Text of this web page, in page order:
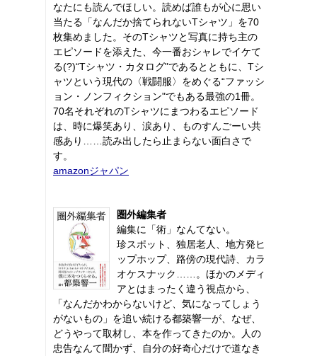
なたにも読んでほしい。読めば誰もが心に思い
当たる「なんだか捨てられないTシャツ」を70
枚集めました。そのTシャツと写真に持ち主の
エピソードを添えた、今一番おシャレでイケて
る(?)“Tシャツ・カタログ"であるとともに、Tシ
ャツという現代の〈戦闘服〉をめぐる“ファッシ
ョン・ノンフィクション"でもある最強の1冊。
70名それぞれのTシャツにまつわるエピソード
は、時に爆笑あり、涙あり、ものすんごーい共
感あり……読み出したら止まらない面白さで
す。
amazonジャパン
圏外編集者
編集に「術」なんてない。
珍スポット、独居老人、地方発ヒ
ップホップ、路傍の現代詩、カラ
オケスナック……。ほかのメディ
アとはまったく違う視点から、
「なんだかわからないけど、気になってしょう
がないもの」を追い続ける都築響一が、なぜ、
どうやって取材し、本を作ってきたのか。人の
忠告なんて聞かず、自分の好奇心だけで道なき